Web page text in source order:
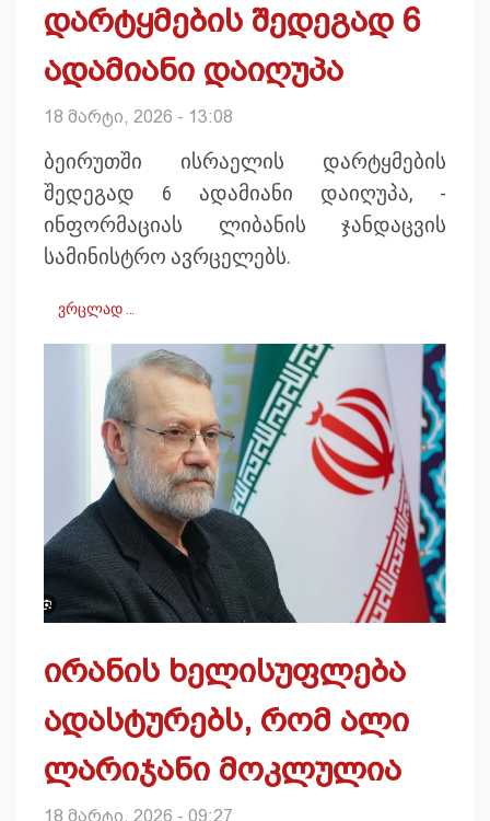
დარტყმების შედეგად 6
ადამიანი დაიღუპა
18 მარტი, 2026 - 13:08
ბეირუთში ისრაელის დარტყმების
შედეგად 6 ადამიანი დაიღუპა, -
ინფორმაციას ლიბანის ჯანდაცვის
სამინისტრო ავრცელებს.
ვრცლად …
ირანის ხელისუფლება
ადასტურებს, რომ ალი
ლარიჯანი მოკლულია
18 მარტი, 2026 - 09:27